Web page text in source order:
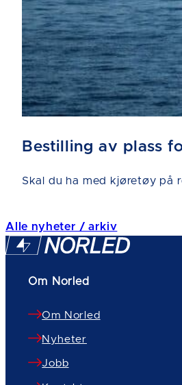
Bestilling av plass
Skal du ha med kjøretøy på
Alle nyheter / arkiv
Om Norled
Om Norled
Nyheter
Jobb